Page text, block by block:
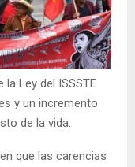
Ley del ISSSTE
y un incremento
de la vida.
que las carencias